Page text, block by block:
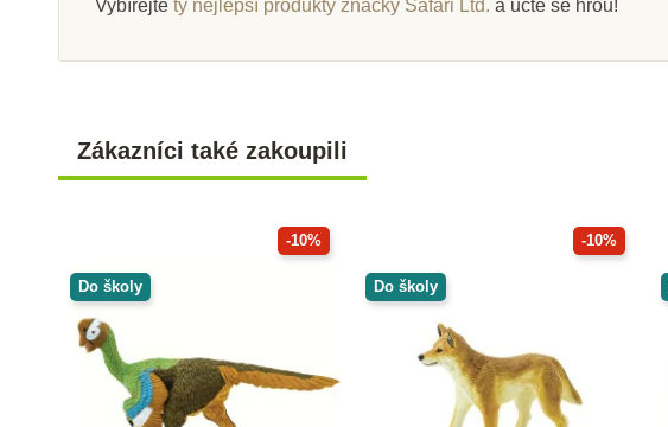
Vybírejte ty nejlepší produkty značky Safari Ltd. a učte se hrou!
Zákazníci také zakoupili
-10%
Do školy
-10%
Do školy